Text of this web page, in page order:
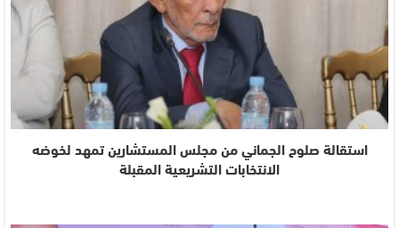
استقالة صلوح الجماني من مجلس المستشارين تمهد لخوضه
الانتخابات التشريعية المقبلة